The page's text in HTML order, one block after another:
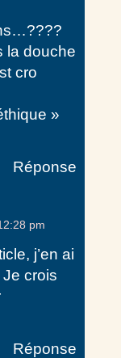
la douche
cro
»
Réponse
pm
j’en ai
crois
Réponse